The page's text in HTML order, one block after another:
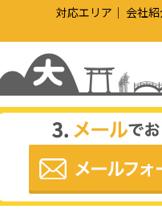
対応エリア 会社